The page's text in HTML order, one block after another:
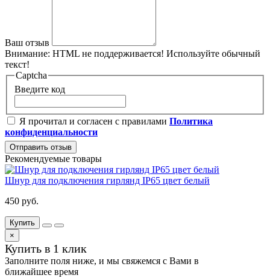
Ваш отзыв
Внимание: HTML не поддерживается! Используйте обычный
текст!
Captcha
Введите код
Я прочитал и согласен с правилами Политика
конфиденциальности
Отправить отзыв
Рекомендуемые товары
Шнур для подключения гирлянд IP65 цвет белый
450 руб.
Купить
×
Купить в 1 клик
Заполните поля ниже, и мы свяжемся с Вами в
ближайшее время